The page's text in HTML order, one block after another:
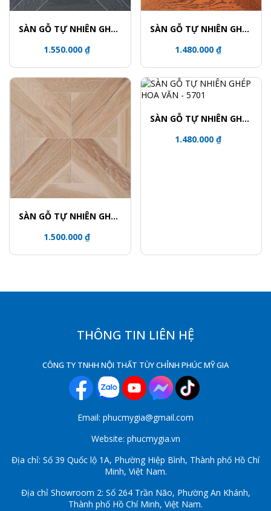
SÀN GỖ TỰ NHIÊN GHÉP
1.550.000 ₫
SÀN GỖ TỰ NHIÊN GHÉP
1.480.000 ₫
SÀN GỖ TỰ NHIÊN GHÉP
1.500.000 ₫
SÀN GỖ TỰ NHIÊN GHÉP
1.480.000 ₫
THÔNG TIN LIÊN HỆ
CÔNG TY TNHH NỘI THẤT TÙY CHỈNH PHÚC MỸ GIA
Email: phucmygia@gmail.com
Website: phucmygia.vn
Địa chỉ: Số 39 Quốc lộ 1A, Phường Hiệp Bình, Thành phố Hồ Chí
Minh, Việt Nam.
Địa chỉ Showroom 2: Số 264 Trần Não, Phường An Khánh,
Thành phố Hồ Chí Minh, Việt Nam.